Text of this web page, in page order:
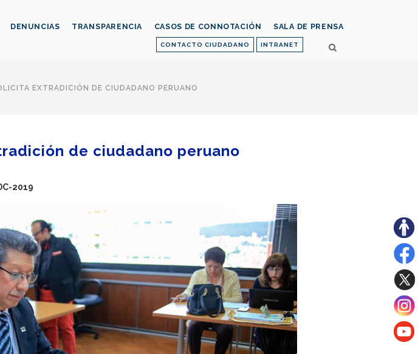
CONTACTO CIUDADANO INTRANET
DENUNCIAS TRANSPARENCIA CASOS DE CONNOTACIÓN SALA DE PRENSA
EXTRADICIÓN DE CIUDADANO PERUANO
de ciudadano peruano
2019